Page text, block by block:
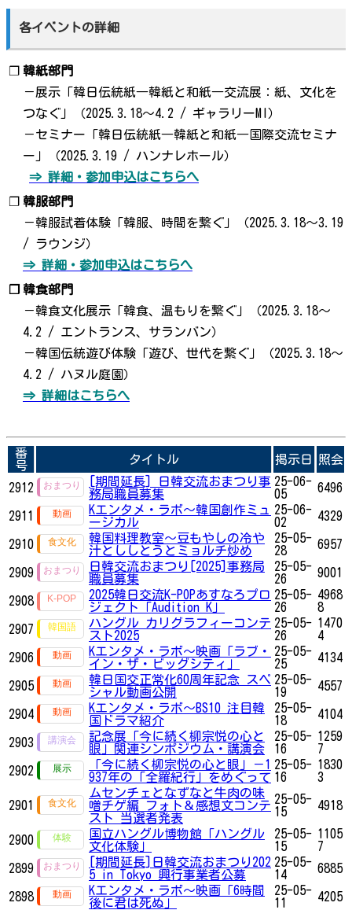
各イベントの詳細
❐ 韓紙部門
－展示「韓日伝統紙―韓紙と和紙―交流展：紙、文化を
つなぐ」（2025.3.18～4.2 / ギャラリーMI）
－セミナー「韓日伝統紙―韓紙と和紙―国際交流セミナ
ー」（2025.3.19 / ハンナレホール）
⇒ 詳細・参加申込はこちらへ
❐ 韓服部門
－韓服試着体験「韓服、時間を繋ぐ」（2025.3.18～3.19
/ ラウンジ）
⇒ 詳細・参加申込はこちらへ
❐ 韓食部門
－韓食文化展示「韓食、温もりを繋ぐ」（2025.3.18～
4.2 / エントランス、サランバン）
－韓国伝統遊び体験「遊び、世代を繋ぐ」（2025.3.18～
4.2 / ハヌル庭園）
⇒ 詳細はこちらへ
番
号
タイトル 掲示日 照会
2912
[期間延長] 日韓交流おまつり事
務局職員募集
25-06-
05
6496
2911
Kエンタメ・ラボ～韓国創作ミュ
ージカル
25-06-
02
4329
2910
韓国料理教室～豆もやしの冷や
汁とししとうとミョルチ炒め
25-05-
28
6957
2909
日韓交流おまつり[2025]事務局
職員募集
25-05-
26
9001
2908
2025韓日交流K-POPあすなろプロ
ジェクト「Audition K」
25-05-
26
4968
8
2907
ハングル カリグラフィーコンテ
スト2025
25-05-
26
1470
4
2906
Kエンタメ・ラボ～映画「ラブ・
イン・ザ・ビッグシティ」
25-05-
25
4134
2905
韓日国交正常化60周年記念 スペ
シャル動画公開
25-05-
19
4557
2904
Kエンタメ・ラボ～BS10 注目韓
国ドラマ紹介
25-05-
18
4104
2903
記念展「今に続く柳宗悦の心と
眼」関連シンポジウム・講演会
25-05-
16
1259
7
2902
「今に続く柳宗悦の心と眼」－1
937年の「全羅紀行」をめぐって
25-05-
16
1830
3
2901
ムセンチェとなずなと牛肉の味
噌チゲ編 フォト＆感想文コンテ
スト 当選者発表
25-05-
15
4918
2900
国立ハングル博物館「ハングル
文化体験」
25-05-
15
1105
7
2899
[期間延長]日韓交流おまつり202
5 in Tokyo 興行事業者公募
25-05-
14
6885
2898
Kエンタメ・ラボ～映画「6時間
後に君は死ぬ」
25-05-
11
4205